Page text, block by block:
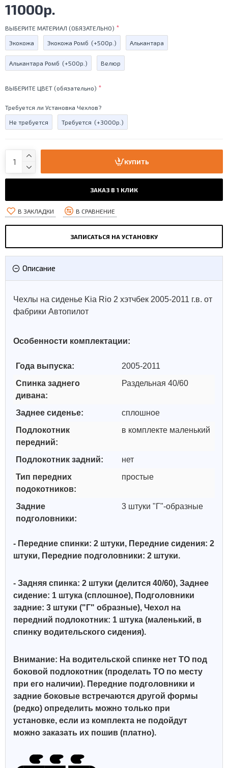
11000р.
ВЫБЕРИТЕ МАТЕРИАЛ (ОБЯЗАТЕЛЬНО)
Экокожа Экокожа Ромб (+500р.) Алькантара
Алькантара Ромб (+500р.) Велюр
ВЫБЕРИТЕ ЦВЕТ (обязательно)
Требуется ли Установка Чехлов?
Не требуется Требуется (+3000р.)
КУПИТЬ
ЗАКАЗ В 1 КЛИК
В ЗАКЛАДКИ В СРАВНЕНИЕ
ЗАПИСАТЬСЯ НА УСТАНОВКУ
Описание
Чехлы на сиденье Kia Rio 2 хэтчбек 2005-2011 г.в. от
фабрики Автопилот
Особенности комплектации:
Года выпуска:
2005-2011
Спинка заднего
дивана:
Раздельная 40/60
Заднее сиденье:
сплошное
Подлокотник
передний:
в комплекте маленький
Подлокотник задний:
нет
Тип передних
подокотников:
простые
Задние
подголовники:
3 штуки "Г"-образные
- Передние спинки: 2 штуки, Передние сидения: 2
штуки, Передние подголовники: 2 штуки.
- Задняя спинка: 2 штуки (делится 40/60), Заднее
сидение: 1 штука (сплошное), Подголовники
задние: 3 штуки ("Г" образные), Чехол на
передний подлокотник: 1 штука (маленький, в
спинку водительского сидения).
Внимание: На водительской спинке нет ТО под
боковой подлокотник (проделать ТО по месту
при его наличии). Передние подголовники и
задние боковые встречаются другой формы
(редко) определить можно только при
установке, если из комплекта не подойдут
можно заказать их пошив (платно).